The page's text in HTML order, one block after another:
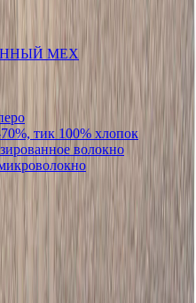
МЕХ
тик 100% хлопок
волокно